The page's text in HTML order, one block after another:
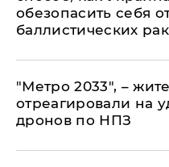
обезопасить себя
баллистических
"Метро 2033", –
отреагировали на
дронов по НПЗ